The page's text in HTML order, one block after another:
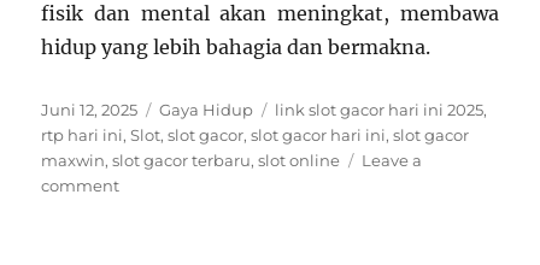
fisik dan mental akan meningkat, membawa
hidup yang lebih bahagia dan bermakna.
Posted
on
Juni 12, 2025 Categories
Gaya Hidup Tags
link slot gacor hari ini 2025,
rtp hari ini,Slot,slot gacor,slot gacor hari ini,slot gacor
maxwin,slot gacor terbaru,slot online
Leave a
commenton